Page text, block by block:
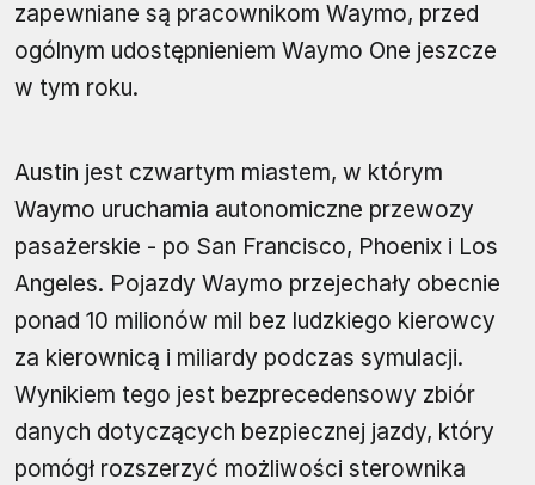
zapewniane są pracownikom Waymo, przed
ogólnym udostępnieniem Waymo One jeszcze
w tym roku.
Austin jest czwartym miastem, w którym
Waymo uruchamia autonomiczne przewozy
pasażerskie - po San Francisco, Phoenix i Los
Angeles. Pojazdy Waymo przejechały obecnie
ponad 10 milionów mil bez ludzkiego kierowcy
za kierownicą i miliardy podczas symulacji.
Wynikiem tego jest bezprecedensowy zbiór
danych dotyczących bezpiecznej jazdy, który
pomógł rozszerzyć możliwości sterownika